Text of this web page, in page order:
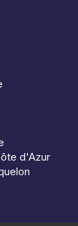
d'Azur